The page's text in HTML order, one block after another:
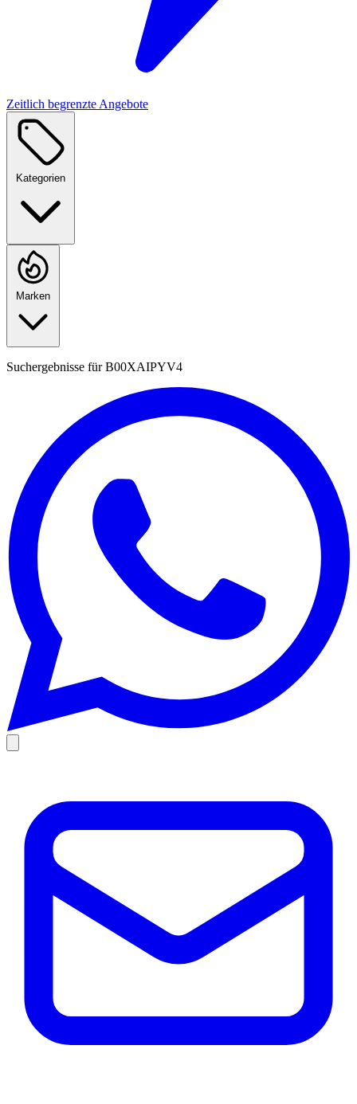
Zeitlich begrenzte Angebote
Kategorien
Marken
Suchergebnisse fürB00XAIPYV4